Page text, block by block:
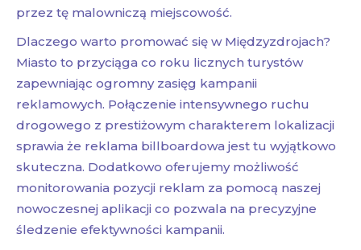
przez tę malowniczą miejscowość.
Dlaczego warto promować się w Międzyzdrojach?
Miasto to przyciąga co roku licznych turystów
zapewniając ogromny zasięg kampanii
reklamowych. Połączenie intensywnego ruchu
drogowego z prestiżowym charakterem lokalizacji
sprawia że reklama billboardowa jest tu wyjątkowo
skuteczna. Dodatkowo oferujemy możliwość
monitorowania pozycji reklam za pomocą naszej
nowoczesnej aplikacji co pozwala na precyzyjne
śledzenie efektywności kampanii.